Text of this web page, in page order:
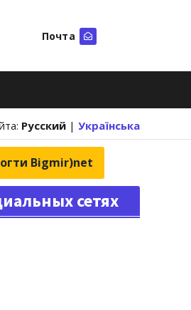
Почта
Русский | Українська
Bigmir)net
сетях